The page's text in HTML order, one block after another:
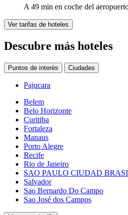
A 49 min en coche del
Ver tarifas de hoteles
Descubre más hoteles
Puntos de interés Ciudades
Pajucara
Belem
Belo Horizonte
Curitiba
Fortaleza
Manaus
Porto Alegre
Recife
Rio de Janeiro
SAO PAULO CIUDAD
Salvador
Sao Bernardo Do Campo
Sao José dos Campos